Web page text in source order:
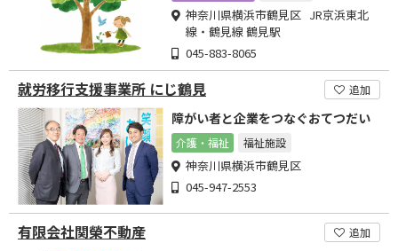
神奈川県横浜市鶴見区 JR京浜東北
線・鶴見線 鶴見駅
045-883-8065
就労移行支援事業所 にじ鶴見 追加
障がい者と企業をつなぐおてつだい
介護・福祉 福祉施設
神奈川県横浜市鶴見区
045-947-2553
有限会社関榮不動産 追加